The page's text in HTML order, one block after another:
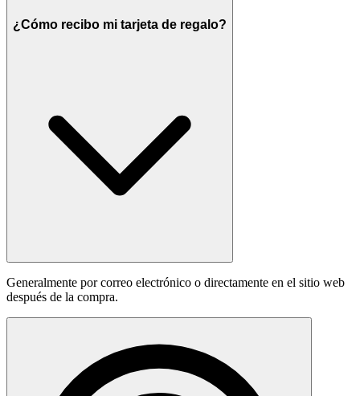
¿Cómo recibo mi tarjeta de regalo?
Generalmente por correo electrónico o directamente en el sitio web
después de la compra.